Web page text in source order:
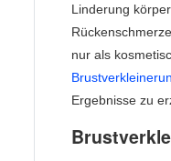
Linderung
nur als
Ergebnisse zu